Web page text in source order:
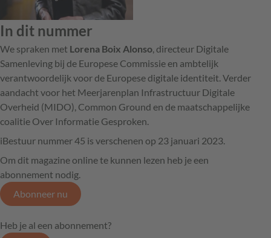
In dit nummer
We spraken met Lorena Boix Alonso, directeur Digitale
Samenleving bij de Europese Commissie en ambtelijk
verantwoordelijk voor de Europese digitale identiteit. Verder
aandacht voor het Meerjarenplan Infrastructuur Digitale
Overheid (MIDO), Common Ground en de maatschappelijke
coalitie Over Informatie Gesproken.
iBestuur nummer 45 is verschenen op 23 januari 2023.
Om dit magazine online te kunnen lezen heb je een
abonnement nodig.
Abonneer nu
Heb je al een abonnement?